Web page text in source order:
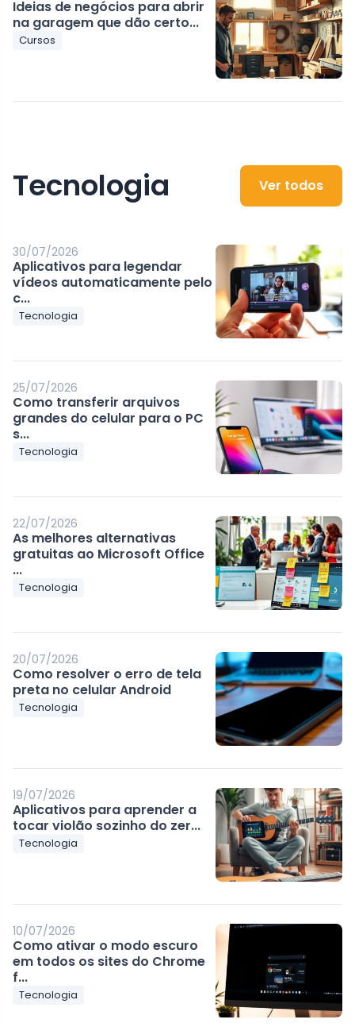
Ideias de negócios para abrir
na garagem que dão certo...
Cursos
Tecnologia Ver todos
30/07/2026
Aplicativos para legendar
vídeos automaticamente pelo
c...
Tecnologia
25/07/2026
Como transferir arquivos
grandes do celular para o PC
s...
Tecnologia
22/07/2026
As melhores alternativas
gratuitas ao Microsoft Office
...
Tecnologia
20/07/2026
Como resolver o erro de tela
preta no celular Android
Tecnologia
19/07/2026
Aplicativos para aprender a
tocar violão sozinho do zer...
Tecnologia
10/07/2026
Como ativar o modo escuro
em todos os sites do Chrome
f...
Tecnologia